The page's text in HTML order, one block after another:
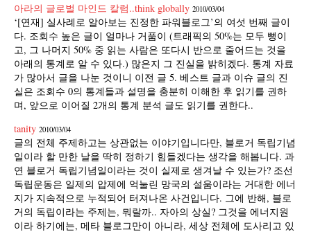
아라의 글로벌 마인드 칼럼..think globally 2010/03/04
‘[연재] 실사례로 알아보는 진정한 파워블로그’의 여섯 번째 글이
다. 조회수 높은 글이 얼마나 거품이 (트래픽의 50%는 모두 뻥이
고, 그 나머지 50% 중 읽는 사람은 또다시 반으로 줄어드는 것을
아래의 통계로 알 수 있다.) 많은지 그 진실을 밝히겠다. 통계 자료
가 많아서 글을 나눈 것이니 이전 글 5. 베스트 글과 이슈 글의 진
실은 조회수 0의 통계들과 설명을 충분히 이해한 후 읽기를 권하
며, 앞으로 이어질 2개의 통계 분석 글도 읽기를 권한다..
tanity 2010/03/04
글의 전체 주제하고는 상관없는 이야기입니다만, 블로거 독립기념
일이라 할 만한 날을 딱히 정하기 힘들겠다는 생각을 해봅니다. 과
연 블로거 독립기념일이라는 것이 실제로 생겨날 수 있는가? 조선
독립운동은 일제의 압제에 억눌린 망국의 설움이라는 거대한 에너
지가 지속적으로 누적되어 터져나온 사건입니다. 그에 반해, 블로
거의 독립이라는 주제는, 뭐랄까.. 자아의 상실? 그것을 에너지원
이라 하기에는, 메타 블로그만이 아니라, 세상 전체에 도사리고 있